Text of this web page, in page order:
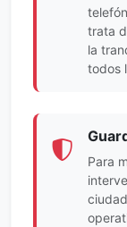
trata
la
todos
Para